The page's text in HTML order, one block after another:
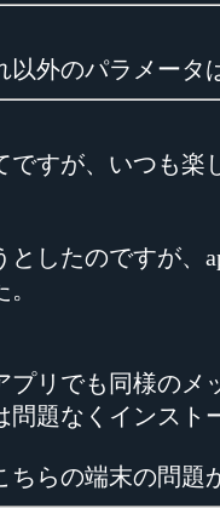
外のパラメータ
すが、いつも楽
したのですが、
リでも同様のメ
題なくインスト
らの端末の問